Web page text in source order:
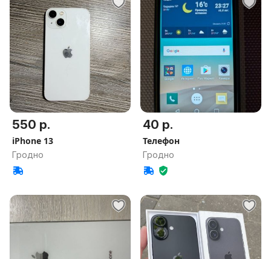
550 р.
iPhone 13
Гродно
40 р.
Телефон
Гродно